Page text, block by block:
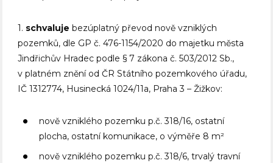
1. schvalujebezúplatný převod nově vzniklých
pozemků, dle GP č. 476-1154/2020 do majetku města
Jindřichův Hradec podle § 7 zákona č. 503/2012 Sb.,
v platném znění od ČR Státního pozemkového úřadu,
IČ 1312774, Husinecká 1024/11a, Praha 3 – Žižkov:
nově vzniklého pozemku p.č. 318/16, ostatní
plocha, ostatní komunikace, o výměře 8 m²
nově vzniklého pozemku p.č. 318/6, trvalý travní